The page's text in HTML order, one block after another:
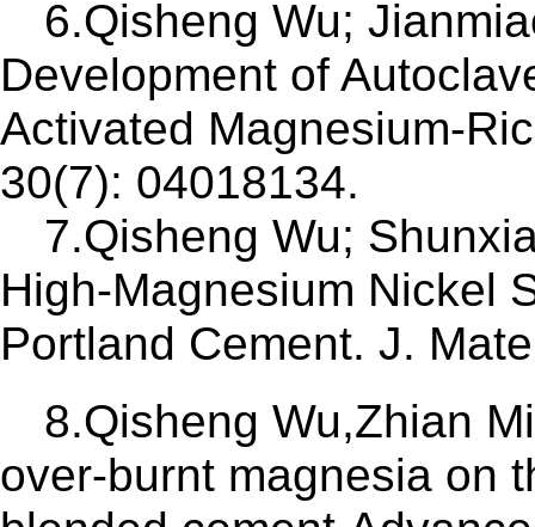
6.Qisheng Wu;
Development of
Activated Magnesium-
30(7): 04018134.
7.Qisheng Wu;
High-Magnesium Nickel
Portland Cement. J.
8.Qisheng Wu,Zhian
over-burnt magnesia on